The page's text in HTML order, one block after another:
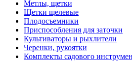
Метлы, щетки
Щетки щелевые
Плодосъемники
Приспособления для заточки
Культиваторы и рыхлители
Черенки, рукоятки
Комплекты садового